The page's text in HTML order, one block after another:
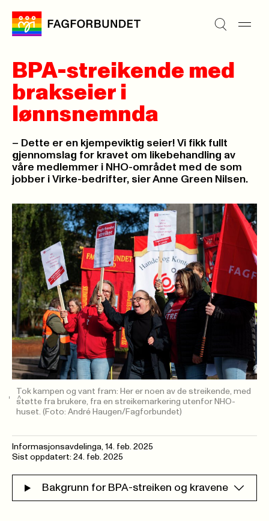
BPA-streikende med
brakseier i
lønnsnemnda
– Dette er en kjempeviktig seier! Vi fikk fullt
gjennomslag for kravet om likebehandling av
våre medlemmer i NHO-området med de som
jobber i Virke-bedrifter, sier Anne Green Nilsen.
Tok kampen og vant fram: Her er noen av de streikende, med
støtte fra brukere, fra en streikemarkering utenfor NHO-
huset. (Foto: André Haugen/Fagforbundet)
Informasjonsavdelinga, 14. feb. 2025
Sist oppdatert: 24. feb. 2025
Bakgrunn for BPA-streiken og kravene